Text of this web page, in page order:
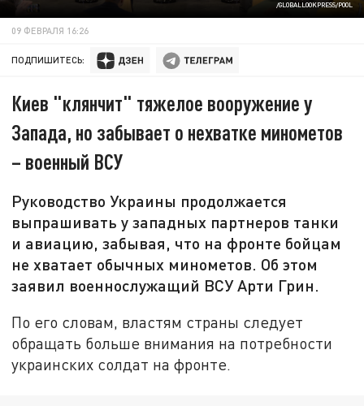
/GLOBALLOOKPRESS/POOL
09 ФЕВРАЛЯ 16:26
ПОДПИШИТЕСЬ:
Киев "клянчит" тяжелое вооружение у
Запада, но забывает о нехватке минометов
– военный ВСУ
Руководство Украины продолжается
выпрашивать у западных партнеров танки
и авиацию, забывая, что на фронте бойцам
не хватает обычных минометов. Об этом
заявил военнослужащий ВСУ Арти Грин.
По его словам, властям страны следует
обращать больше внимания на потребности
украинских солдат на фронте.